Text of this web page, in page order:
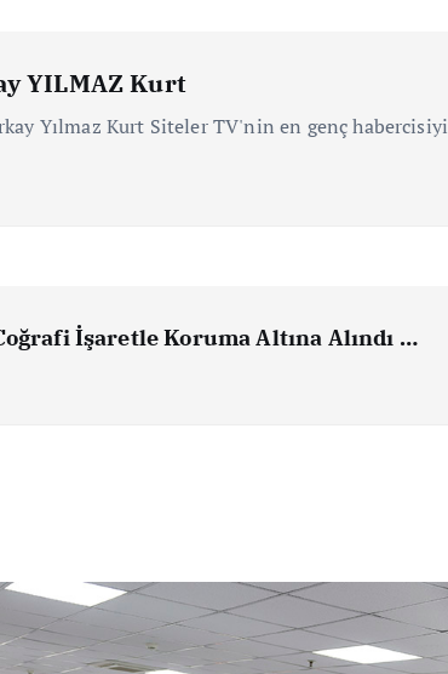
YILMAZ Kurt
Yılmaz Kurt Siteler TV'nin en genç
İşaretle Koruma Altına Alındı …